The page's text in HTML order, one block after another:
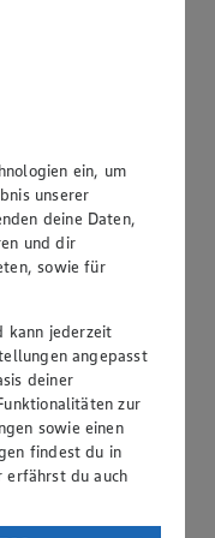
in
1 EL Olivenöl gar
und 10 Minuten
ein, um
unserer
deine Daten,
und dir
sowie für
kann jederzeit
angepasst
deiner
zur
sowie einen
findest du in
erfährst du auch